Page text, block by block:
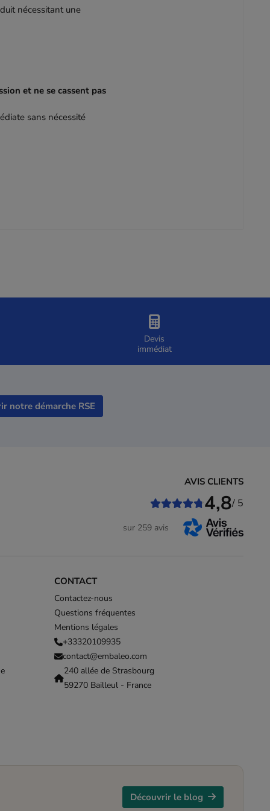
nécessitant une
et ne se cassent pas
sans nécessité
Devis
immédiat
notre démarche RSE
CONTACT
Contactez-nous
Questions fréquentes
Mentions légales
+33320109935
contact@embaleo.com
240 allée de Strasbourg
59270 Bailleul - France
AVIS CLIENTS
4,8/ 5
sur 259 avis
Découvrir le blog